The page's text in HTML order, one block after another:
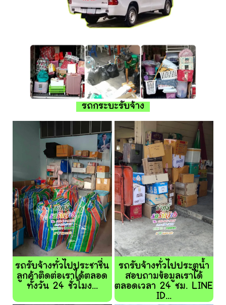
รถกระบะรับจ้าง
รถรับจ้างทั่วไปประชาชื่น
ลูกค้าติดต่อเราได้ตลอด
ทั้งวัน 24 ชั่วโมง...
รถรับจ้างทั่วไปประตูน้ำ
สอบถามข้อมูลเราได้
ตลอดเวลา 24 ชม. LINE
ID...